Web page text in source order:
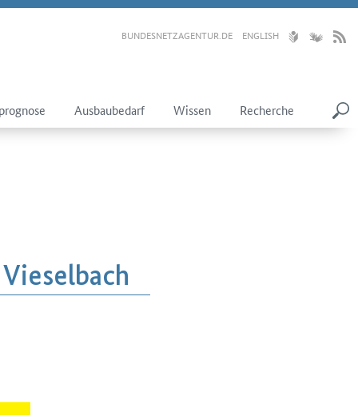
BUNDESNETZAGENTUR.DE ENGLISH
Ausbaubedarf Wissen Recherche